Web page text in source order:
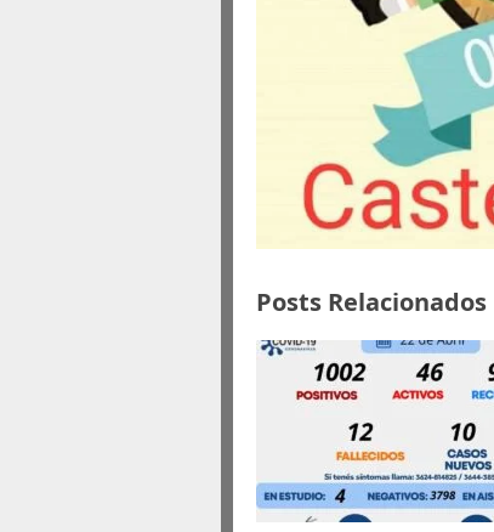
Posts Relacionados